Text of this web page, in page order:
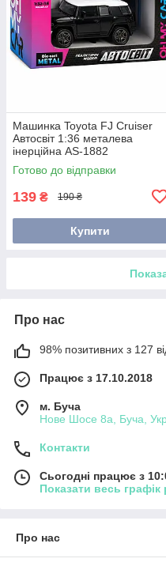
Машинка Toyota FJ Cruiser
Автосвіт 1:36 металева
інерційна AS-1882
Готово до відправки
139 ₴ 190 ₴
Купити
Про нас
98% позитивних з 127
Працює з 17.10.2018
м. Буча
Нове Шосе 8а, Буча,
Контакти
Сьогодні працює з
Показати весь графік
Про нас